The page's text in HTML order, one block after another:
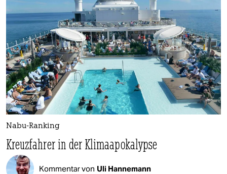
Nabu-Ranking
Kreuzfahrer in der Klimaapokalypse
Kommentar von Uli Hannemann